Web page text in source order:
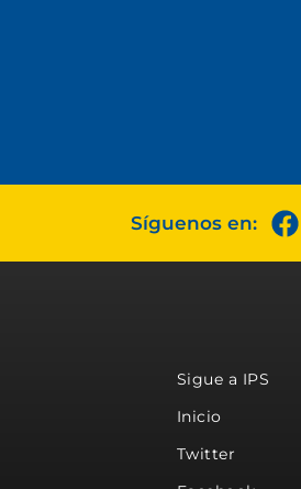
Síguenos en:
Sigue a IPS
Inicio
Twitter